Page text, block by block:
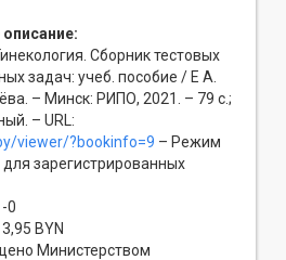
Сборник тестовых
задач: учеб. пособие / Е А.
– Минск: РИПО, 2021. – 79 с.;
– URL:
viewer/?bookinfo=9 – Режим
зарегистрированных
0
BYN
Министерством